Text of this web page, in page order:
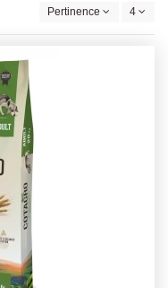
Pertinence 4